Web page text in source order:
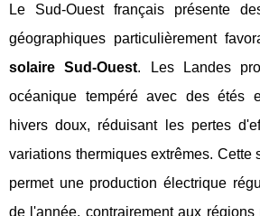
Le Sud-Ouest français présente
géographiques particulièrement
solaire Sud-Ouest. Les Landes
océanique tempéré avec des étés
hivers doux, réduisant les pertes
variations thermiques extrêmes. Cette
permet une production électrique
de l'année, contrairement aux régions